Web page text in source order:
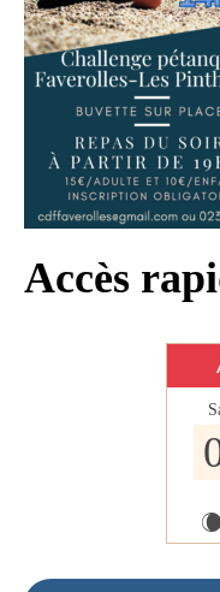
Mes
Faverolles
numérique
Séjourner à
Accès